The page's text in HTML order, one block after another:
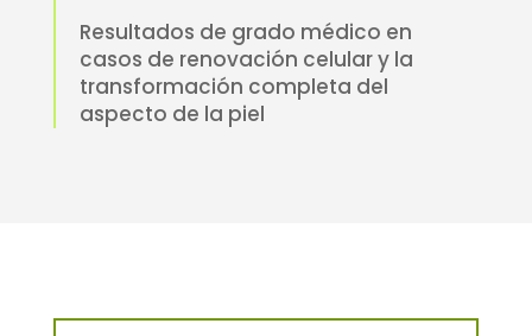
Resultados de grado médico en
casos de renovación celular y la
transformación completa del
aspecto de la piel